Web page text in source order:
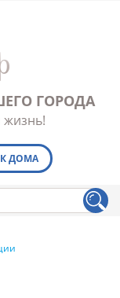
ГОРОДА
жизнь!
ДОМА